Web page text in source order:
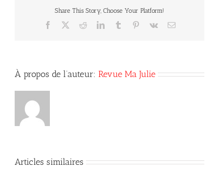
Assumez-
le
pleinement
Share This Story, Choose Your Platform!
Facebook RedditLinkedInTumblr Pinterest
Vk Courriel
À propos de l’auteur: Revue Ma Julie
Articles similaires